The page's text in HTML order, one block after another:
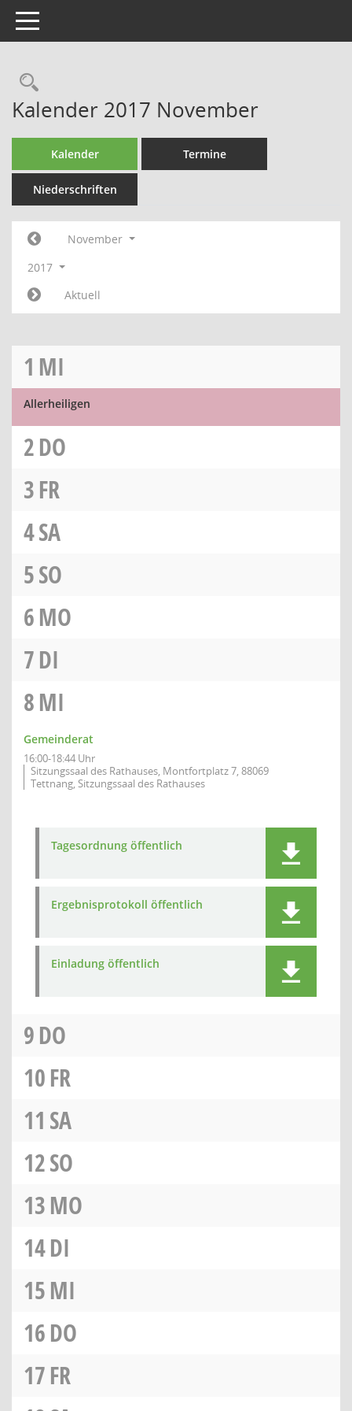
Toggle navigation
Rechercheauswahl
Kalender 2017 November
Kalender Termine
Niederschriften
November
2017
Aktuell
1 MI
Allerheiligen
2DO
3FR
4SA
5SO
6MO
7DI
8MI
Gemeinderat
16:00-18:44 Uhr
Sitzungssaal des Rathauses, Montfortplatz 7, 88069
Tettnang, Sitzungssaal des Rathauses
Tagesordnung öffentlich
Ergebnisprotokoll öffentlich
Einladung öffentlich
9DO
10FR
11 SA
12SO
13MO
14DI
15MI
16DO
17FR